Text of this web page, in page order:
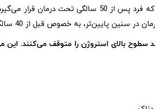
به خصوص قبل از 40 سالگی، از آن استفاده می‌کنند.
سطوح بالای استروژن را متوقف می‌کنند. این